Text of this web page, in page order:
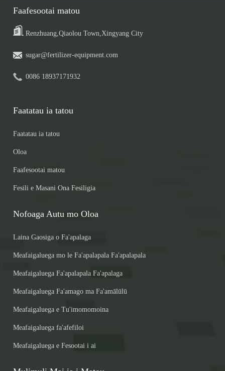
Faafesootai matou
Renzhuang,Qiaolou Town,Xingyang City
sugar@fertilizer-equipment.com
0086 18937171932
Faatatau ia tatou
Faatatau ia tatou
Oloa
Faafesootai matou
Fesili e Masani Ona Fesiligia
Nofoaga Autu mo Oloa
Laina Gaosiga o Fa'apalaga
Meafaigaluega mo le Fa'apalapala Fa'apalapala
Meafaigaluega Fa'apalapala Fa'apalaga
Meafaigaluega Fa'amago ma Fa'amālūlū
Meafaigaluega e Tu'imomomoina
Meafaigaluega fa'afefiloi
Meafaigaluega e Fesootai i ai